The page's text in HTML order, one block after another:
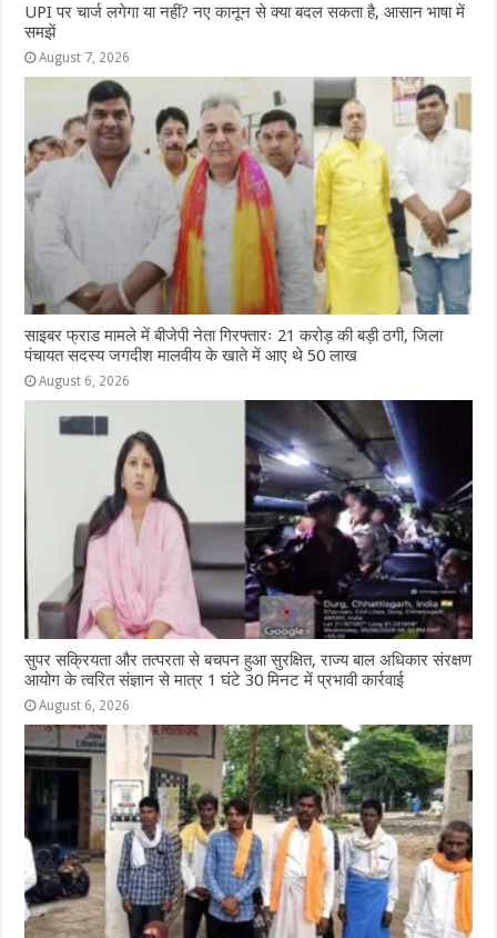
UPI पर चार्ज लगेगा या नहीं? नए कानून से क्या बदल सकता है, आसान भाषा में
समझें
August 7, 2026
साइबर फ्राड मामले में बीजेपी नेता गिरफ्तारः 21 करोड़ की बड़ी ठगी, जिला
पंचायत सदस्य जगदीश मालवीय के खाते में आए थे 50 लाख
August 6, 2026
सुपर सक्रियता और तत्परता से बचपन हुआ सुरक्षित, राज्य बाल अधिकार संरक्षण
आयोग के त्वरित संज्ञान से मात्र 1 घंटे 30 मिनट में प्रभावी कार्रवाई
August 6, 2026